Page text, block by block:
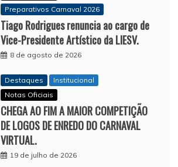
Preparativos Carnaval 2026
Tiago Rodrigues renuncia ao cargo de
Vice-Presidente Artístico da LIESV.
8 de agosto de 2026
Destaques
Institucional
Notas Oficiais
CHEGA AO FIM A MAIOR COMPETIÇÃO
DE LOGOS DE ENREDO DO CARNAVAL
VIRTUAL.
19 de julho de 2026